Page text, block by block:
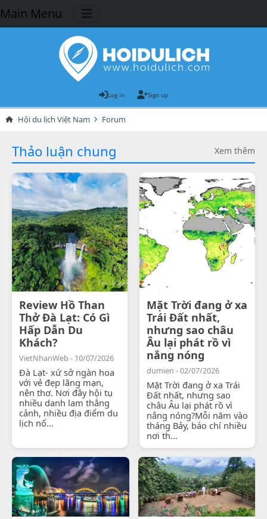
Main Menu
Log in Sign up
Hội du lịch Việt Nam Forum
Thảo luận chung Xem thêm
Review Hồ Than
Thở Đà Lạt: Có Gì
Hấp Dẫn Du
Khách?
VietNhanWeb - 10/07/2026
Đà Lạt- xứ sở ngàn hoa
với vẻ đẹp lãng mạn,
nên thơ. Nơi đây hội tụ
nhiều danh lam thắng
cảnh, nhiều địa điểm du
lịch nổ...
Mặt Trời đang ở xa
Trái Đất nhất,
nhưng sao châu
Âu lại phát rồ vì
nắng nóng
dumien - 02/07/2026
Mặt Trời đang ở xa Trái
Đất nhất, nhưng sao
châu Âu lại phát rồ vì
nắng nóng?Mỗi năm vào
tháng Bảy, báo chí nhiều
nơi th...